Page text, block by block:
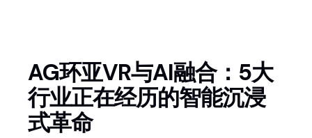
AG环亚VR与AI融合：5大
行业正在经历的智能沉浸
式革命